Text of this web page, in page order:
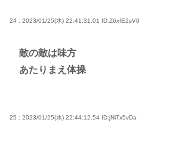
24 : 2023/01/25(水) 22:41:31.01 ID:Z6xfE2sV0
敵の敵は味方
あたりまえ体操
25 : 2023/01/25(水) 22:44:12.54 ID:jNiTx5vDa